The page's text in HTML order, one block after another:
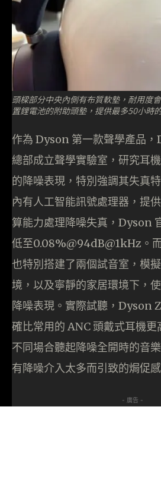
頭樑部分中央內側有布質軟墊，耐用度
置鋰電池的附助頭墊，提供最多50小時
作為 Dyson 第一款聲學產品
總部成立聲學實驗室，研究耳
的降噪表現，特別強調其失真
內有人工智能訊號處理器，提
算能力處理降噪失真，Dyson
低至0.08%@94dB@1kHz。
也特別搭建了兩個試音室，模
境，以及寧靜的家居環境下，
降噪表現。實際試聽，Dyson
確比常用的 ANC 頭戴式耳機
不同場合聽起降噪全開時的音
有降噪介入太多而引致的焗促感
- 廣告 -